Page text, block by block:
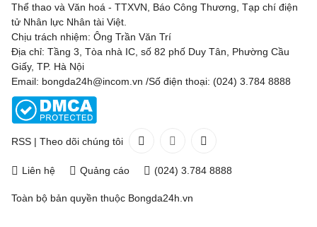
Thể thao và Văn hoá - TTXVN, Báo Công Thương, Tạp chí điện
tử Nhân lực Nhân tài Việt.
Chịu trách nhiệm: Ông Trần Văn Trí
Địa chỉ: Tầng 3, Tòa nhà IC, số 82 phố Duy Tân, Phường Cầu
Giấy, TP. Hà Nội
Email: bongda24h@incom.vn /Số điện thoại: (024) 3.784 8888
RSS | Theo dõi chúng tôi
Liên hệ Quảng cáo (024) 3.784 8888
Toàn bộ bản quyền thuộc Bongda24h.vn